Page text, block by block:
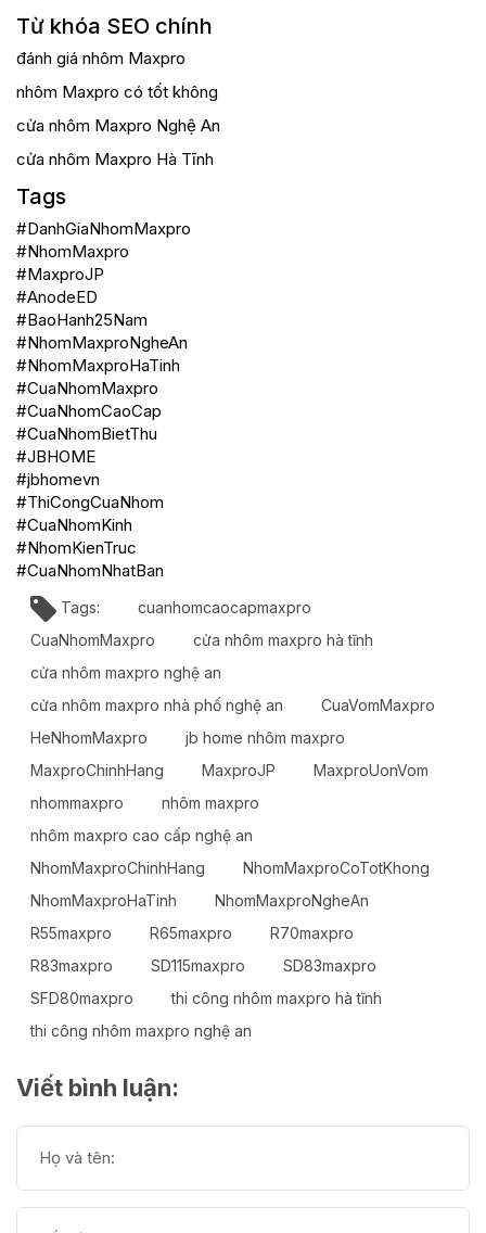
Từ khóa SEO chính
đánh giá nhôm Maxpro
nhôm Maxpro có tốt không
cửa nhôm Maxpro Nghệ An
cửa nhôm Maxpro Hà Tĩnh
Tags
#DanhGiaNhomMaxpro
#NhomMaxpro
#MaxproJP
#AnodeED
#BaoHanh25Nam
#NhomMaxproNgheAn
#NhomMaxproHaTinh
#CuaNhomMaxpro
#CuaNhomCaoCap
#CuaNhomBietThu
#JBHOME
#jbhomevn
#ThiCongCuaNhom
#CuaNhomKinh
#NhomKienTruc
#CuaNhomNhatBan
Tags:
cuanhomcaocapmaxpro
CuaNhomMaxpro
cửa nhôm maxpro hà tĩnh
cửa nhôm maxpro nghệ an
cửa nhôm maxpro nhà phố nghệ an
CuaVomMaxpro
HeNhomMaxpro
jb home nhôm maxpro
MaxproChinhHang
MaxproJP
MaxproUonVom
nhommaxpro
nhôm maxpro
nhôm maxpro cao cấp nghệ an
NhomMaxproChinhHang
NhomMaxproCoTotKhong
NhomMaxproHaTinh
NhomMaxproNgheAn
R55maxpro
R65maxpro
R70maxpro
R83maxpro
SD115maxpro
SD83maxpro
SFD80maxpro
thi công nhôm maxpro hà tĩnh
thi công nhôm maxpro nghệ an
Viết bình luận: